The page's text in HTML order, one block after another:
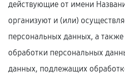
действующие от имени
организуют и (или)
персональных данных, а
обработки персональных
данных, подлежащих